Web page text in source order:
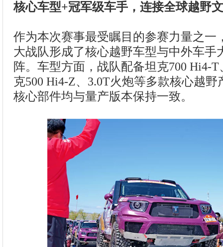
核心车型+冠军级车手，连接全球越野
作为本次赛事最受瞩目的参赛力量之一
大战队形成了核心越野车型与中外车手
阵。车型方面，战队配备坦克700 Hi4-
克500 Hi4-Z、3.0T火炮等多款核心越
核心部件均与量产版本保持一致。